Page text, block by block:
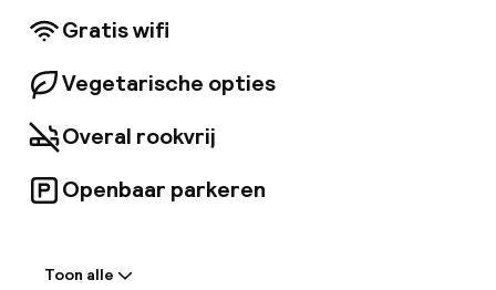
Gerland Stadium ligt op 1, 6 km van het hotel.
minuten lopen en de luchthaven Lyon-Saint-
Exupéry ligt op 21 km afstand.
Gratis wifi
Vegetarische opties
Overal rookvrij
Openbaar parkeren
Toon alle